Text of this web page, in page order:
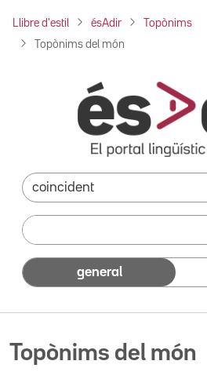
Llibre d'estil ésAdir Topònims
Topònims del món
general
Topònims del món